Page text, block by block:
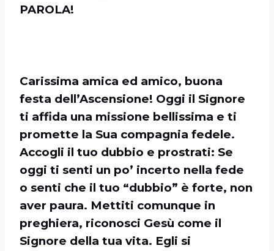
PAROLA!
Carissima amica ed amico, buona
festa dell’Ascensione! Oggi il Signore
ti affida una missione bellissima e ti
promette la Sua compagnia fedele.
Accogli il tuo dubbio e prostrati: Se
oggi ti senti un po’ incerto nella fede
o senti che il tuo “dubbio” è forte, non
aver paura. Mettiti comunque in
preghiera, riconosci Gesù come il
Signore della tua vita. Egli si